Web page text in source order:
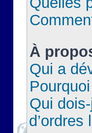
À
Qui a
Qui